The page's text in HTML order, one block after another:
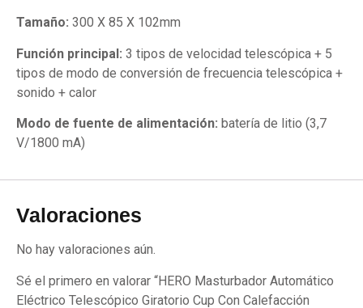
Tamaño: 300 X 85 X 102mm
Función principal: 3 tipos de velocidad telescópica + 5
tipos de modo de conversión de frecuencia telescópica +
sonido + calor
Modo de fuente de alimentación: batería de litio (3,7
V/1800 mA)
Valoraciones
No hay valoraciones aún.
Sé el primero en valorar “HERO Masturbador Automático
Eléctrico Telescópico Giratorio Cup Con Calefacción